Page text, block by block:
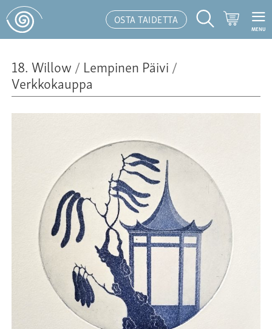
OSTA TAIDETTA
Hakutoiminto
MENU
18. Willow/ Lempinen Päivi/
Verkkokauppa